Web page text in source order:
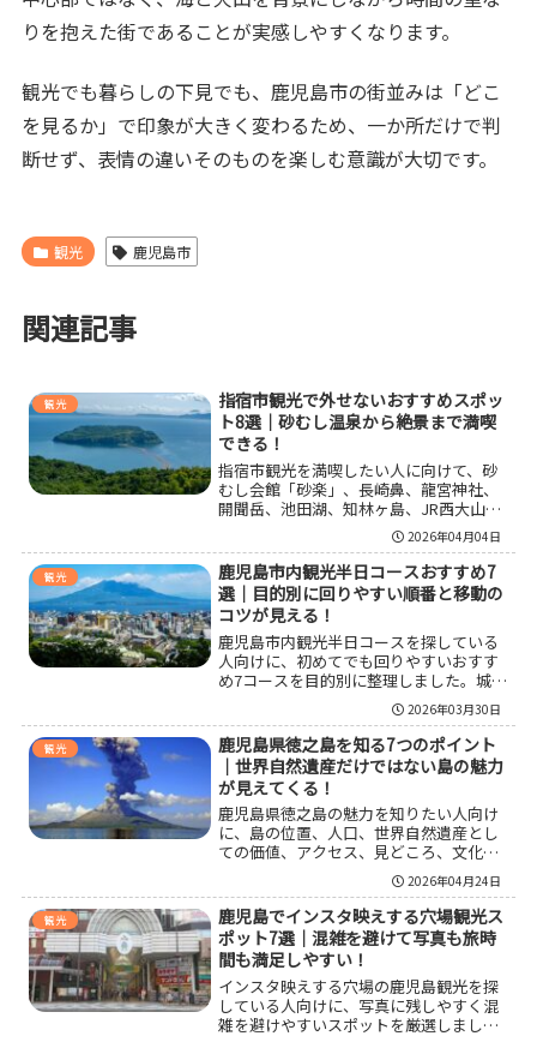
りを抱えた街であることが実感しやすくなります。
観光でも暮らしの下見でも、鹿児島市の街並みは「どこ
を見るか」で印象が大きく変わるため、一か所だけで判
断せず、表情の違いそのものを楽しむ意識が大切です。
観光 鹿児島市
関連記事
観光
指宿市観光で外せないおすすめスポッ
ト8選｜砂むし温泉から絶景まで満喫
できる！
指宿市観光を満喫したい人に向けて、砂
むし会館「砂楽」、長崎鼻、龍宮神社、
開聞岳、池田湖、知林ヶ島、JR西大山
駅、フラワーパークかごしまなどの定番
スポットをわかりやすく整理しました。
半日、1日、1泊2日のモデルコースに加
え、移動手段の選び方や季節ごとの見ど
ころ、失敗しにくい準備のポイントまで
まとめているので、初めての旅行計画に
も役立ちます。
2026年04月04日
観光
鹿児島市内観光半日コースおすすめ7
選｜目的別に回りやすい順番と移動の
コツが見える！
鹿児島市内観光半日コースを探している
人向けに、初めてでも回りやすいおすす
め7コースを目的別に整理しました。城山
の絶景、維新ふるさと館の歴史、仙巌園
の庭園、水族館、天文館グルメまで、半
日で満足しやすい回り方をわかりやすく
紹介します。鹿児島中央駅発や雨の日、
子連れ向けの考え方もまとめているの
で、滞在時間が短い旅行でも計画を立て
やすくなります。
2026年03月30日
観光
鹿児島県徳之島を知る7つのポイント
｜世界自然遺産だけではない島の魅力
が見えてくる！
鹿児島県徳之島の魅力を知りたい人向け
に、島の位置、人口、世界自然遺産とし
ての価値、アクセス、見どころ、文化、
食、旅行前の注意点まで整理しました。
徳之島は海のきれいさだけでなく、アマ
ミノクロウサギが暮らす自然、闘牛文
化、3町で成り立つ生活圏まで含めて個性
がある島です。初めて行く場合は、レン
タカー前提の移動計画と、自然に配慮し
た準備をしておくと徳之島らしさをより
深く味わえます。
2026年04月24日
観光
鹿児島でインスタ映えする穴場観光ス
ポット7選｜混雑を避けて写真も旅時
間も満足しやすい！
インスタ映えする穴場の鹿児島観光を探
している人向けに、写真に残しやすく混
雑を避けやすいスポットを厳選しまし